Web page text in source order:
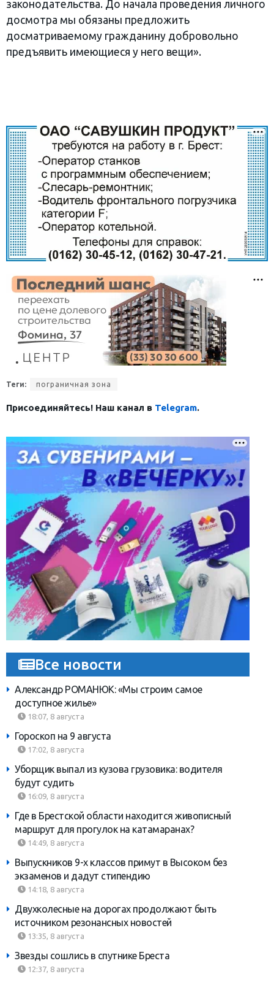
законодательства. До начала проведения личного
досмотра мы обязаны предложить
досматриваемому гражданину добровольно
предъявить имеющиеся у него вещи».
Теги: пограничная зона
Присоединяйтесь! Наш канал в Telegram.
Все новости
Александр РОМАНЮК: «Мы строим самое
доступное жилье»
18:07, 8 августа
Гороскоп на 9 августа
17:02, 8 августа
Уборщик выпал из кузова грузовика: водителя
будут судить
16:09, 8 августа
Где в Брестской области находится живописный
маршрут для прогулок на катамаранах?
14:49, 8 августа
Выпускников 9-х классов примут в Высоком без
экзаменов и дадут стипендию
14:18, 8 августа
Двухколесные на дорогах продолжают быть
источником резонансных новостей
13:35, 8 августа
Звезды сошлись в спутнике Бреста
12:37, 8 августа